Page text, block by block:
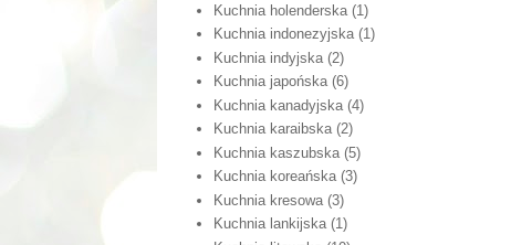
Kuchnia holenderska (1)
Kuchnia indonezyjska (1)
Kuchnia indyjska (2)
Kuchnia japońska (6)
Kuchnia kanadyjska (4)
Kuchnia karaibska (2)
Kuchnia kaszubska (5)
Kuchnia koreańska (3)
Kuchnia kresowa (3)
Kuchnia lankijska (1)